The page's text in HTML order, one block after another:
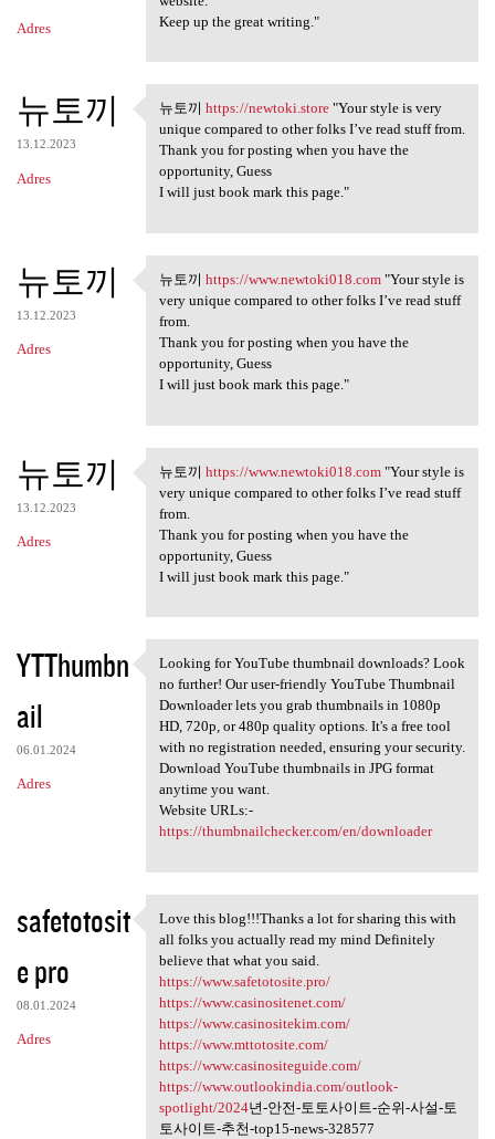
Adres
Keep up the great writing."
뉴토끼
13.12.2023
Adres
뉴토끼 https://newtoki.store
뉴토끼 https://newtoki.store"Your style is very
unique compared to other folks I’ve read stuff from.
Thank you for posting when you have the
opportunity, Guess
I will just book mark this page."
뉴토끼
13.12.2023
Adres
뉴토끼 https://www.newtoki018
뉴토끼 https://www.newtoki018.com"Your style is
very unique compared to other folks I’ve read stuff
from.
Thank you for posting when you have the
opportunity, Guess
I will just book mark this page."
뉴토끼
13.12.2023
Adres
뉴토끼 https://www.newtoki018
뉴토끼 https://www.newtoki018.com"Your style is
very unique compared to other folks I’ve read stuff
from.
Thank you for posting when you have the
opportunity, Guess
I will just book mark this page."
YTThumbn
ail
06.01.2024
Adres
Looking for YouTube thumbnail
Looking for YouTube thumbnail downloads? Look
no further! Our user-friendly YouTube Thumbnail
Downloader lets you grab thumbnails in 1080p
HD, 720p, or 480p quality options. It's a free tool
with no registration needed, ensuring your security.
Download YouTube thumbnails in JPG format
anytime you want.
Website URLs:-
https://thumbnailchecker.com/en/downloader
safetotosit
e pro
08.01.2024
Adres
Love this blog!!!Thanks a lot
Love this blog!!!Thanks a lot for sharing this with
all folks you actually read my mind Definitely
believe that what you said.
https://www.safetotosite.pro/
https://www.casinositenet.com/
https://www.casinositekim.com/
https://www.mttotosite.com/
https://www.casinositeguide.com/
https://www.outlookindia.com/outlook-
spotlight/2024년-안전-토토사이트-순위-사설-토
토사이트-추천-top15-news-328577